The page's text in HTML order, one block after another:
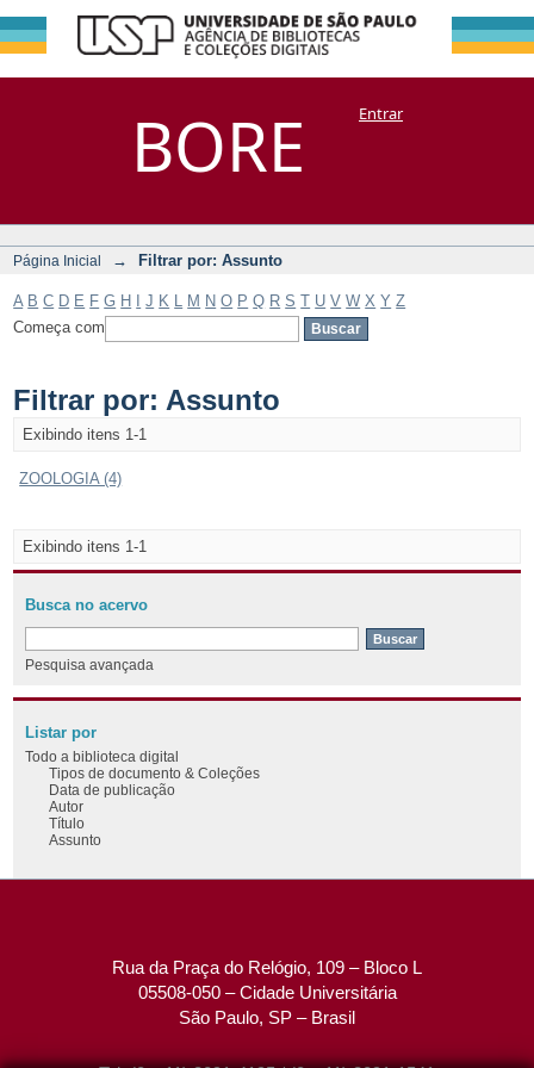
BORE
Filtrar por:
Assunto
DSpace/Manakin + CoriscoEntrar
Página Inicial → Filtrar por: Assunto
A B C D E F G H J K M N O P Q R S T U V W X Y Z
Começa com
Filtrar por: Assunto
Exibindo itens 1-1
ZOOLOGIA (4)
Exibindo itens 1-1
Busca no acervo
Pesquisa avançada
Listar por
Todo a biblioteca digital
Tipos de documento & Coleções
Data de publicação
Autor
Título
Assunto
Rua da Praça do Relógio, 109 – Bloco L
05508-050 – Cidade Universitária
São Paulo, SP – Brasil